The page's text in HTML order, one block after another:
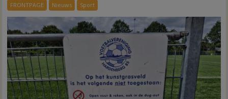
kunstgras
weg
in
Hardenberg
en
Sibculo
FRONTPAGE Nieuws Sport